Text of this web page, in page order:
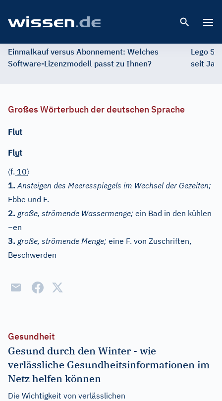
Einmalkauf versus Abonnement: Welches
Software-Lizenzmodell passt zu Ihnen?
Lego
seit
Großes Wörterbuch der deutschen Sprache
Flut
Flut
〈f. 10〉
1. Ansteigen des Meeresspiegels im Wechsel der Gezeiten;
Ebbe und F.
2. große, strömende Wassermenge; ein Bad in den kühlen
~en
3. große, strömende Menge; eine F. von Zuschriften,
Beschwerden
Gesundheit
Gesund durch den Winter - wie
verlässliche Gesundheitsinformationen im
Netz helfen können
Die Wichtigkeit von verlässlichen